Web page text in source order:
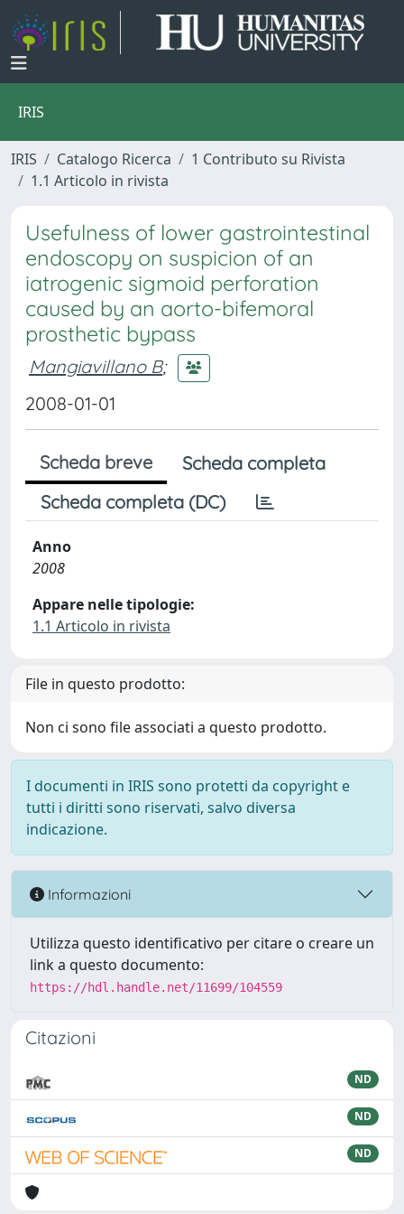
IRIS
IRIS Catalogo Ricerca
1 Contributo su Rivista
1.1 Articolo in rivista
Usefulness of lower gastrointestinal
endoscopy on suspicion of an
iatrogenic sigmoid perforation
caused by an aorto-bifemoral
prosthetic bypass
Mangiavillano B;
2008-01-01
Scheda breve
Scheda completa
Scheda completa (DC)
Anno
2008
Appare nelle tipologie:
1.1 Articolo in rivista
File in questo prodotto:
Non ci sono file associati a questo prodotto.
I documenti in IRIS sono protetti da copyright e
tutti i diritti sono riservati, salvo diversa
indicazione.
Informazioni
Utilizza questo identificativo per citare o creare un
link a questo documento:
https://hdl.handle.net/11699/104559
Citazioni
ND
ND
ND